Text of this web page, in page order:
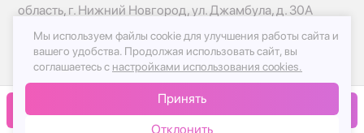
В корзину
область, г. Нижний Новгород, ул. Джамбула, д. 30А
© 2017-2026г, База Цветов 24.ру
Политика конфиденциальности
Публичная оферта
Мы используем файлы cookie для улучшения работы сайта и
вашего удобства. Продолжая использовать сайт, вы
соглашаетесь с настройками использования cookies.
Принять
Отклонить